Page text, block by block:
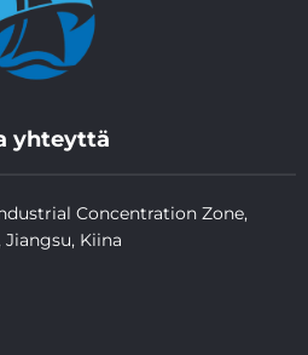
yhteyttä
Concentration Zone,
Jiangsu, Kiina